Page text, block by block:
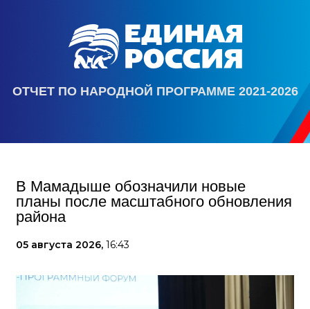
ОТЧЕТ ПО НАРОДНОЙ ПРОГРАММЕ 2021-2026
В Мамадыше обозначили новые
планы после масштабного обновления
района
05 августа 2026, 16:43